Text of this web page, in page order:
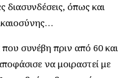
διασυνδέσεις, όπως και
που συνέβη πριν από 60 και
να μοιραστεί με